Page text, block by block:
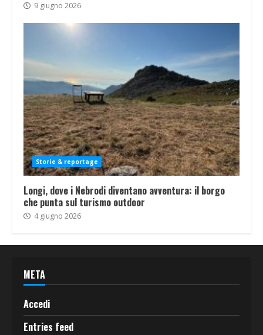
9 giugno 2026
Storie & reportage
Longi, dove i Nebrodi diventano avventura: il borgo
che punta sul turismo outdoor
4 giugno 2026
META
Accedi
Entries feed